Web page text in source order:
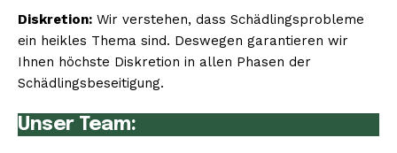
Diskretion: Wir verstehen, dass Schädlingsprobleme
ein heikles Thema sind. Deswegen garantieren wir
Ihnen höchste Diskretion in allen Phasen der
Schädlingsbeseitigung.
Unser Team: